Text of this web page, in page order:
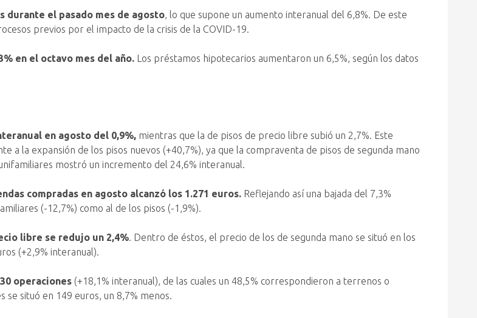
durante el pasado mes de agosto, lo que supone un aumento interanual del 6,8%. De este
previos por el impacto de la crisis de la COVID-19.
en el octavo mes del año. Los préstamos hipotecarios aumentaron un 6,5%, según los datos
en agosto del 0,9%, mientras que la de pisos de precio libre subió un 2,7%. Este
a la expansión de los pisos nuevos (+40,7%), ya que la compraventa de pisos de segunda mano
mostró un incremento del 24,6% interanual.
compradas en agosto alcanzó los 1.271 euros. Reflejando así una bajada del 7,3%
(-12,7%) como al de los pisos (-1,9%).
libre se redujo un 2,4%. Dentro de éstos, el precio de los de segunda mano se situó en los
(+2,9% interanual).
operaciones (+18,1% interanual), de las cuales un 48,5% correspondieron a terrenos o
situó en 149 euros, un 8,7% menos.